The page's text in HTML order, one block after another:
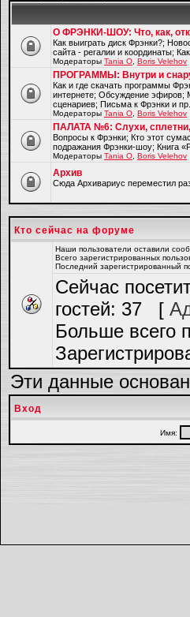
О ФРЭНКИ-ШОУ: Что, как,
Как выиграть диск Фрэнки?;
сайта - регалии и координаты;
Модераторы Tania O Boris Velehov
ПРОГРАММЫ: Внутри и
Как и где скачать программы
интернете; Обсуждение эфиров;
сценариев; Письма к Фрэнки и пр.
Модераторы Tania O Boris Velehov
ПАЛАТА №6: Слухи,
Вопросы к Фрэнки; Кто этот
подражания Фрэнки-шоу; Книга
Модераторы Tania O Boris Velehov
Архив
Cюда Архивариус переместил
Кто сейчас на форуме
Наши пользователи оставили
Всего зарегистрированных
Последний зарегистрированный
Сейчас
гостей: 37 [
Больше всего
Эти данные
Вход
Имя: